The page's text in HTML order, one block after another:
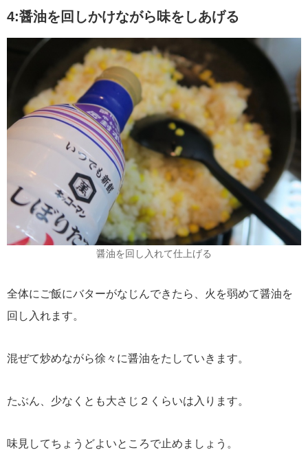
4:醤油を回しかけながら味をしあげる
醤油を回し入れて仕上げる
全体にご飯にバターがなじんできたら、火を弱めて醤油を
回し入れます。
混ぜて炒めながら徐々に醤油をたしていきます。
たぶん、少なくとも大さじ２くらいは入ります。
味見してちょうどよいところで止めましょう。